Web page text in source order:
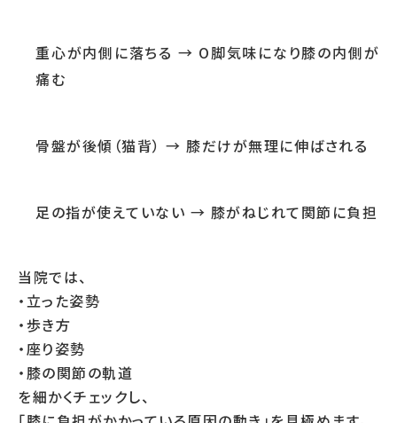
重心が内側に落ちる → O脚気味になり膝の内側が
痛む
骨盤が後傾（猫背） → 膝だけが無理に伸ばされる
足の指が使えていない → 膝がねじれて関節に負担
当院では、
・立った姿勢
・歩き方
・座り姿勢
・膝の関節の軌道
を細かくチェックし、